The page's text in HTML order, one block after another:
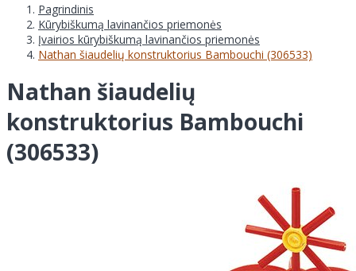
Pagrindinis
Kūrybiškumą lavinančios priemonės
Įvairios kūrybiškumą lavinančios priemonės
Nathan šiaudelių konstruktorius Bambouchi (306533)
Nathan šiaudelių
konstruktorius Bambouchi
(306533)